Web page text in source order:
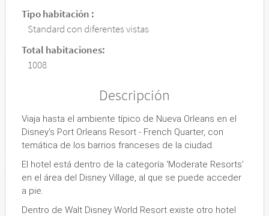
Tipo habitación :
Standard con diferentes vistas
Total habitaciones:
1008
Descripción
Viaja hasta el ambiente típico de Nueva Orleans en el
Disney's Port Orleans Resort - French Quarter, con
temática de los barrios franceses de la ciudad.
El hotel está dentro de la categoría 'Moderate Resorts'
en el área del Disney Village, al que se puede acceder
a pie.
Dentro de Walt Disney World Resort existe otro hotel